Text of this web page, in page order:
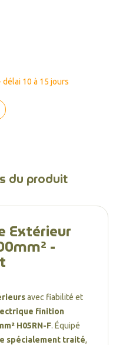
10 à 15 jours
du produit
Extérieur
-
avec fiabilité et
finition
H05RN-F. Équipé
spécialement traité,